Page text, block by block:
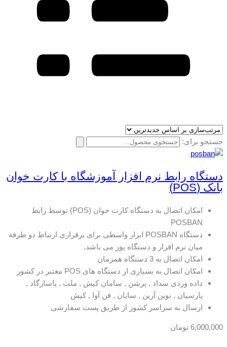
جستجو برای:
دستگاه رابط نرم افزار آموزشگاه با کارت خوان
بانک (POS)
امکان اتصال به دستگاه کارت خوان (POS) توسط رابط
POSBAN
دستگاه POSBAN ابزار واسطی برای برقراری ارتباط دو طرفه
میان نرم افزار و دستگاه پوز می باشد.
امکان اتصال به 3 دستگاه همزمان
امکان اتصال به بسیاری از دستگاه های POS معتبر در کشور
داده وردی سداد , پرشن , سامان کیش , ملت , پاسارگاد ,
پارسیان , نوین آرین , سایان , فن آوا , کیش
ارسال به سراسر کشور از طریق پست سفارشی
6,000,000 تومان